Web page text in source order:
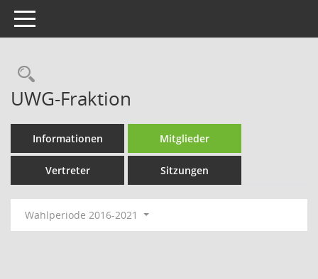
Toggle navigation
Rechercheauswahl
UWG-Fraktion
Informationen Mitglieder
Vertreter Sitzungen
Wahlperiode 2016-2021